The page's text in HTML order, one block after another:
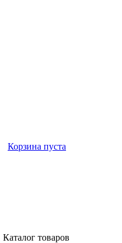
Корзина пуста
Каталог товаров